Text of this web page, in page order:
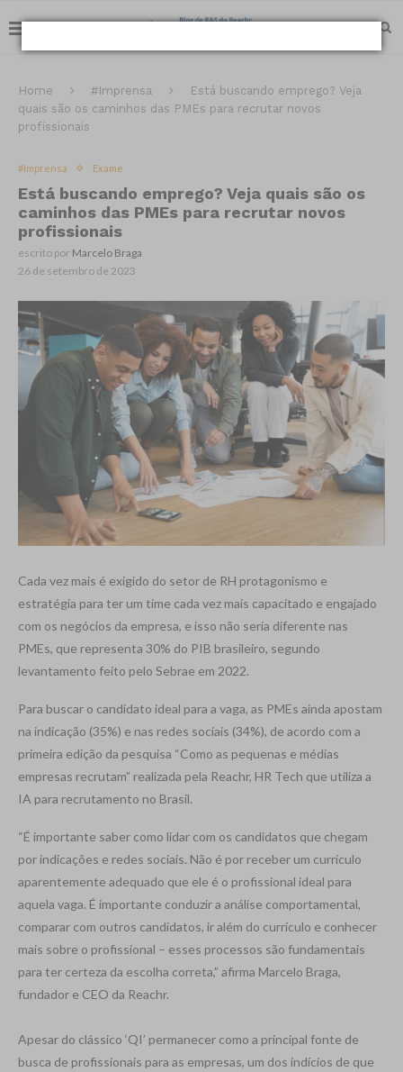
Home #Imprensa
Está buscando emprego? Veja
quais são os caminhos das PMEs para recrutar novos
profissionais
#Imprensa Exame
Está buscando emprego? Veja quais são os
caminhos das PMEs para recrutar novos
profissionais
escrito por Marcelo Braga
26 de setembro de 2023
Cada vez mais é exigido do setor de RH protagonismo e
estratégia para ter um time cada vez mais capacitado e engajado
com os negócios da empresa, e isso não seria diferente nas
PMEs, que representa 30% do PIB brasileiro, segundo
levantamento feito pelo Sebrae em 2022.
Para buscar o candidato ideal para a vaga, as PMEs ainda apostam
na indicação (35%) e nas redes sociais (34%), de acordo com a
primeira edição da pesquisa “Como as pequenas e médias
empresas recrutam” realizada pela Reachr, HR Tech que utiliza a
IA para recrutamento no Brasil.
“É importante saber como lidar com os candidatos que chegam
por indicações e redes sociais. Não é por receber um currículo
aparentemente adequado que ele é o profissional ideal para
aquela vaga. É importante conduzir a análise comportamental,
comparar com outros candidatos, ir além do currículo e conhecer
mais sobre o profissional – esses processos são fundamentais
para ter certeza da escolha correta,” afirma Marcelo Braga,
fundador e CEO da Reachr.
Apesar do clássico ‘QI’ permanecer como a principal fonte de
busca de profissionais para as empresas, um dos indícios de que